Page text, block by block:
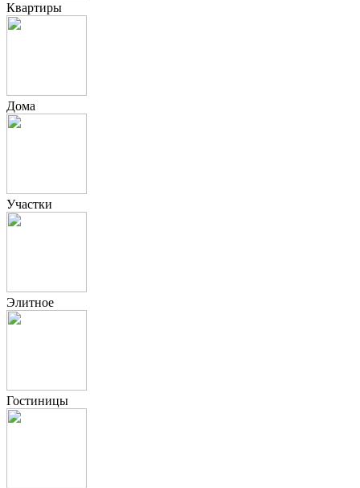
Квартиры
Дома
Участки
Элитное
Гостиницы